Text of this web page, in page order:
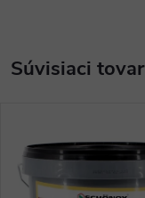
Súvisiaci tovar